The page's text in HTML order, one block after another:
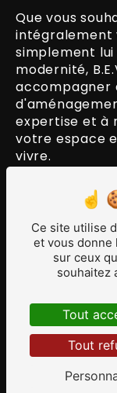
Que vous
intégralement
simplement
modernité,
accompagner
expertise et à
votre espace
vivre.
Contactez
aujourd'hui
N'hésitez
de vos
Chilly-
de vous
solutions sur
à votre
votre espace
Ce site utilise
et vous donne
sur ceux
souhaitez
Tout
Tout